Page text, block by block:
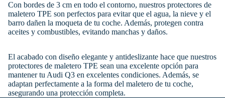
Con bordes de 3 cm en todo el contorno, nuestros protectores de
maletero TPE son perfectos para evitar que el agua, la nieve y el
barro dañen la moqueta de tu coche. Además, protegen contra
aceites y combustibles, evitando manchas y daños.
El acabado con diseño elegante y antideslizante hace que nuestros
protectores de maletero TPE sean una excelente opción para
mantener tu Audi Q3 en excelentes condiciones. Además, se
adaptan perfectamente a la forma del maletero de tu coche,
asegurando una protección completa.